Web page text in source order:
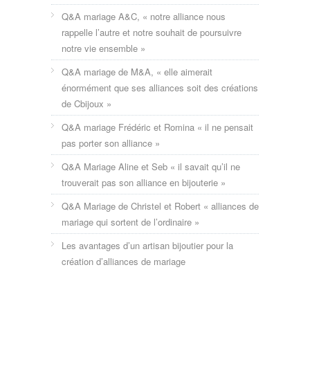
Q&A mariage A&C, « notre alliance nous
rappelle l’autre et notre souhait de poursuivre
notre vie ensemble »
Q&A mariage de M&A, « elle aimerait
énormément que ses alliances soit des créations
de Cbijoux »
Q&A mariage Frédéric et Romina « il ne pensait
pas porter son alliance »
Q&A Mariage Aline et Seb « il savait qu’il ne
trouverait pas son alliance en bijouterie »
Q&A Mariage de Christel et Robert « alliances de
mariage qui sortent de l’ordinaire »
Les avantages d’un artisan bijoutier pour la
création d’alliances de mariage